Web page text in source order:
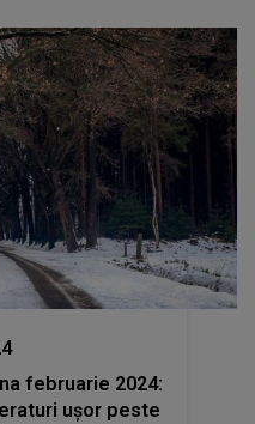
februarie 2024:
uşor peste